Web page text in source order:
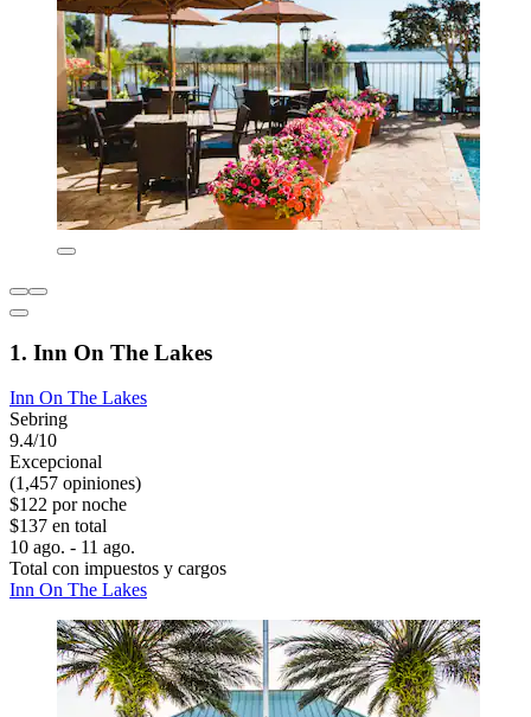
1. Inn On The Lakes
Inn On The Lakes
Sebring
9.4/10
Excepcional
(1,457 opiniones)
$122 por noche
$137 en total
10 ago. - 11 ago.
Total con impuestos y cargos
Inn On The Lakes